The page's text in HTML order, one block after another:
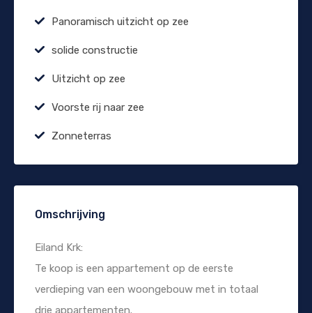
Panoramisch uitzicht op zee
solide constructie
Uitzicht op zee
Voorste rij naar zee
Zonneterras
Omschrijving
Eiland Krk:
Te koop is een appartement op de eerste
verdieping van een woongebouw met in totaal
drie appartementen.